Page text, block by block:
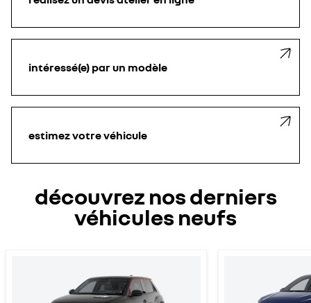
intéressé(e) par un modèle
estimez votre véhicule
découvrez nos derniers
véhicules neufs